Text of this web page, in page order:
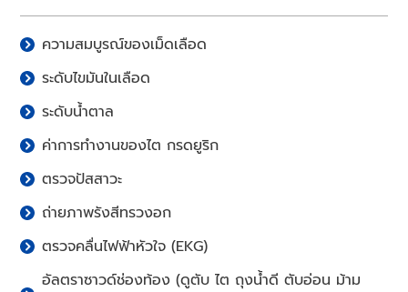
ความสมบูรณ์ของเม็ดเลือด
ระดับไขมันในเลือด
ระดับน้ำตาล
ค่าการทำงานของไต กรดยูริก
ตรวจปัสสาวะ
ถ่ายภาพรังสีทรวงอก
ตรวจคลื่นไฟฟ้าหัวใจ (EKG)
อัลตราซาวด์ช่องท้อง (ดูตับ ไต ถุงน้ำดี ตับอ่อน ม้าม